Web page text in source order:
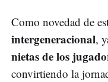
Como novedad de
intergeneracional,
nietas de los
convirtiendo la